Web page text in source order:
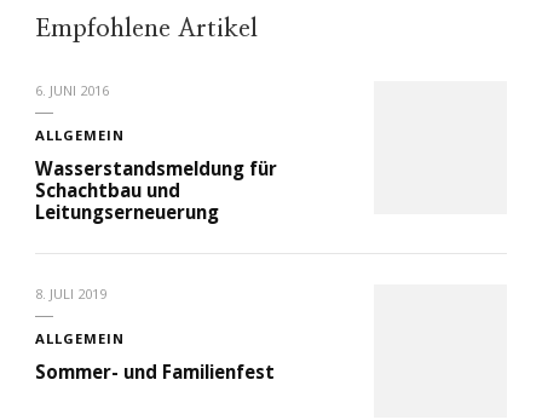
Empfohlene Artikel
6. JUNI 2016
ALLGEMEIN
Wasserstandsmeldung für
Schachtbau und
Leitungserneuerung
8. JULI 2019
ALLGEMEIN
Sommer- und Familienfest